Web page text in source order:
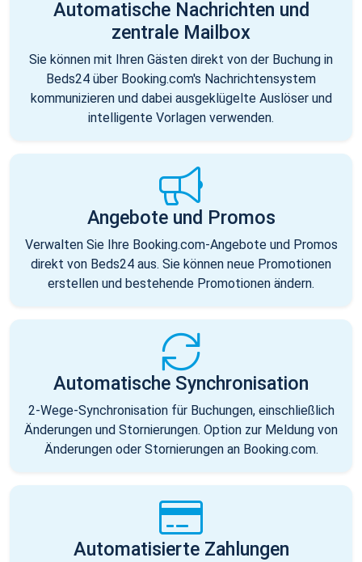
Automatische Nachrichten und
zentrale Mailbox
Sie können mit Ihren Gästen direkt von der Buchung in
Beds24 über Booking.com's Nachrichtensystem
kommunizieren und dabei ausgeklügelte Auslöser und
intelligente Vorlagen verwenden.
Angebote und Promos
Verwalten Sie Ihre Booking.com-Angebote und Promos
direkt von Beds24 aus. Sie können neue Promotionen
erstellen und bestehende Promotionen ändern.
Automatische Synchronisation
2-Wege-Synchronisation für Buchungen, einschließlich
Änderungen und Stornierungen. Option zur Meldung von
Änderungen oder Stornierungen an Booking.com.
Automatisierte Zahlungen